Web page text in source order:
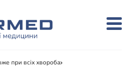
при всіх хворобах